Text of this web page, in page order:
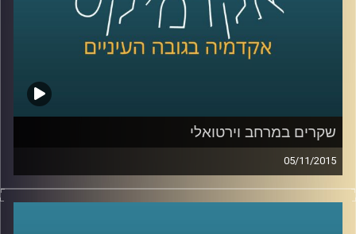
שקרים במרחב וירטואלי
05/11/2015
רגע לפני שהוא עוזב לפוסט דוקטורט ב– NYU,